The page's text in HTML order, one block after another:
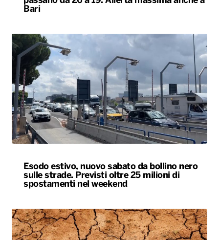
Bari
Esodo estivo, nuovo sabato da bollino nero
sulle strade. Previsti oltre 25 milioni di
spostamenti nel weekend